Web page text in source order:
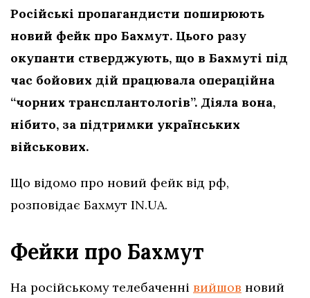
Російські пропагандисти поширюють
новий фейк про Бахмут. Цього разу
окупанти стверджують, що в Бахмуті під
час бойових дій працювала операційна
“чорних трансплантологів”. Діяла вона,
нібито, за підтримки українських
військових.
Що відомо про новий фейк від рф,
розповідає Бахмут IN.UA.
Фейки про Бахмут
На російському телебаченні вийшов новий